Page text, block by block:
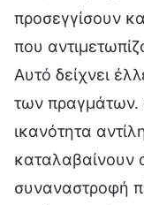
προσεγγίσουν
που
Αυτό δείχνει
των πραγμάτων.
ικανότητα
καταλαβαίνουν
συναναστροφή